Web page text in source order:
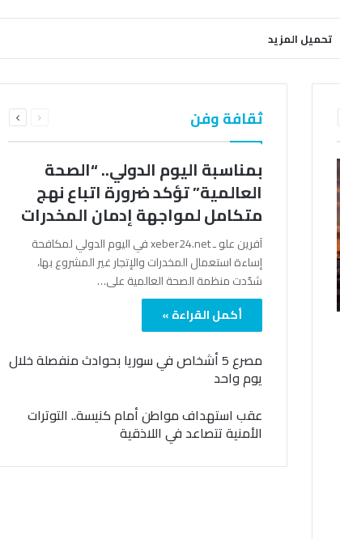
تحميل المزيد
ثقافة وفن الصفحةالصفحة
بمناسبة اليوم الدولي.. “الصحة
العالمية” تؤكد ضرورة اتباع نهج
متكامل لمواجهة إدمان المخدرات
آفرين علو ـ xeber24.net في اليوم الدولي لمكافحة
إساءة استعمال المخدرات والإتجار غير المشروع بها،
شدّدت منظمة الصحة العالمية على…
أكمل القراءة »
مصرع 5 أشخاص في سوريا بحوادث منفصلة خلال
يوم واحد
عقب استهداف مواطن أمام كنيسة.. التوترات
الأمنية تتصاعد في اللاذقية